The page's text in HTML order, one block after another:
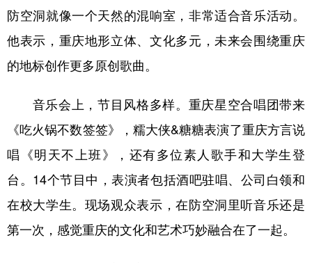
防空洞就像一个天然的混响室，非常适合音乐活动。
他表示，重庆地形立体、文化多元，未来会围绕重庆
的地标创作更多原创歌曲。
音乐会上，节目风格多样。重庆星空合唱团带来
《吃火锅不数签签》，糯大侠&糖糖表演了重庆方言说
唱《明天不上班》，还有多位素人歌手和大学生登
台。14个节目中，表演者包括酒吧驻唱、公司白领和
在校大学生。现场观众表示，在防空洞里听音乐还是
第一次，感觉重庆的文化和艺术巧妙融合在了一起。